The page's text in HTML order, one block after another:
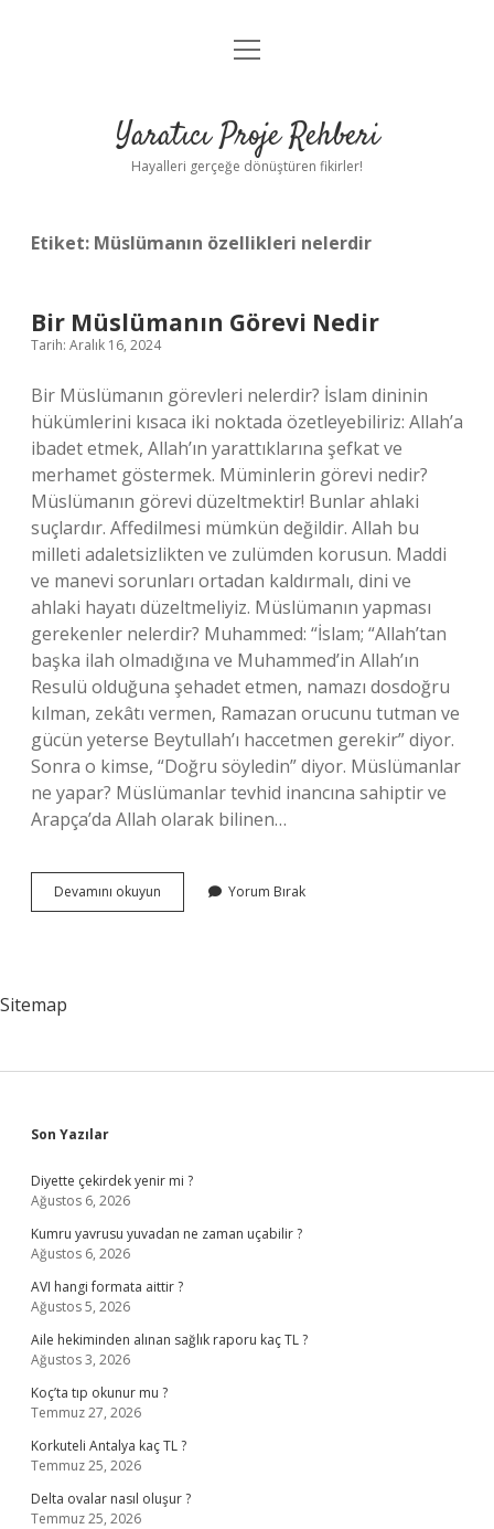
Anasayfa
Yasal Uyarı
menüyü
Yaratıcı Proje Rehberi
Hayalleri gerçeğe dönüştüren fikirler!
Etiket: Müslümanın özellikleri nelerdir
Bir Müslümanın Görevi Nedir
Tarih: Aralık 16, 2024
Bir Müslümanın görevleri nelerdir? İslam dininin
hükümlerini kısaca iki noktada özetleyebiliriz: Allah’a
ibadet etmek, Allah’ın yarattıklarına şefkat ve
merhamet göstermek. Müminlerin görevi nedir?
Müslümanın görevi düzeltmektir! Bunlar ahlaki
suçlardır. Affedilmesi mümkün değildir. Allah bu
milleti adaletsizlikten ve zulümden korusun. Maddi
ve manevi sorunları ortadan kaldırmalı, dini ve
ahlaki hayatı düzeltmeliyiz. Müslümanın yapması
gerekenler nelerdir? Muhammed: “İslam; “Allah’tan
başka ilah olmadığına ve Muhammed’in Allah’ın
Resulü olduğuna şehadet etmen, namazı dosdoğru
kılman, zekâtı vermen, Ramazan orucunu tutman ve
gücün yeterse Beytullah’ı haccetmen gerekir” diyor.
Sonra o kimse, “Doğru söyledin” diyor. Müslümanlar
ne yapar? Müslümanlar tevhid inancına sahiptir ve
Arapça’da Allah olarak bilinen…
Devamını okuyun
Müslümanın
Yorum Bırak
Sitemap
Sidebar
Son Yazılar
Diyette çekirdek yenir mi ?
Ağustos 6, 2026
Kumru yavrusu yuvadan ne zaman uçabilir ?
Ağustos 6, 2026
AVI hangi formata aittir ?
Ağustos 5, 2026
Aile hekiminden alınan sağlık raporu kaç TL ?
Ağustos 3, 2026
Koç’ta tıp okunur mu ?
Temmuz 27, 2026
Korkuteli Antalya kaç TL ?
Temmuz 25, 2026
Delta ovalar nasıl oluşur ?
Temmuz 25, 2026